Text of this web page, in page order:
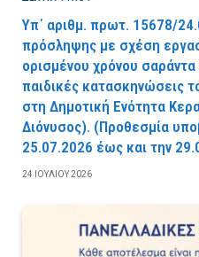
Υπ΄ αριθμ. πρωτ. 15678/
πρόσληψης με σχέση
ορισμένου χρόνου
παιδικές κατασκηνώσεις
στη Δημοτική Ενότητα
Διόνυσος). (Προθεσμία
25.07.2026 έως και την
24 ΙΟΥΛΊΟΥ 2026